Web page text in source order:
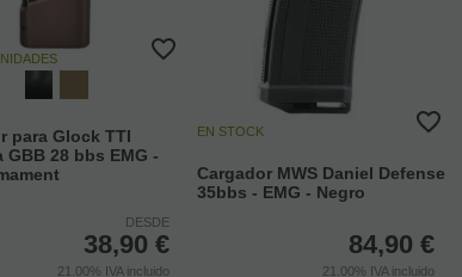
para Glock TTI
GBB 28 bbs EMG -
DESDE
38,90 €
21.00% IVA incluido
EN STOCK
Cargador MWS Daniel Defense
35bbs - EMG - Negro
84,90 €
21.00% IVA incluido